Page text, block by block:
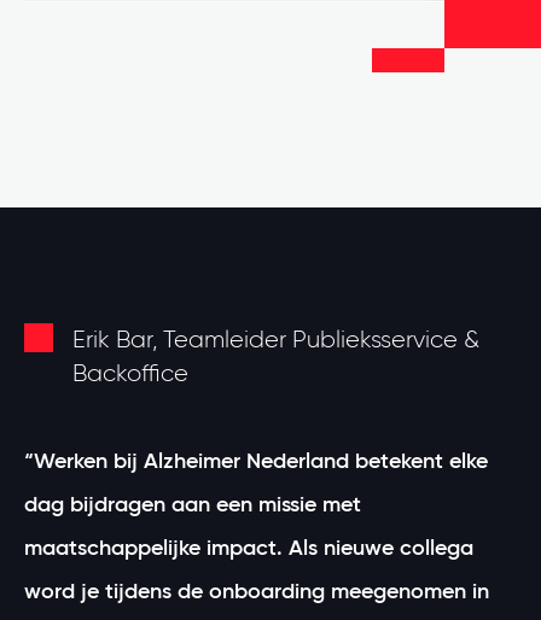
Erik Bar, Teamleider Publieksservice &
Backoffice
“Werken bij Alzheimer Nederland betekent elke
dag bijdragen aan een missie met
maatschappelijke impact. Als nieuwe collega
word je tijdens de onboarding meegenomen in